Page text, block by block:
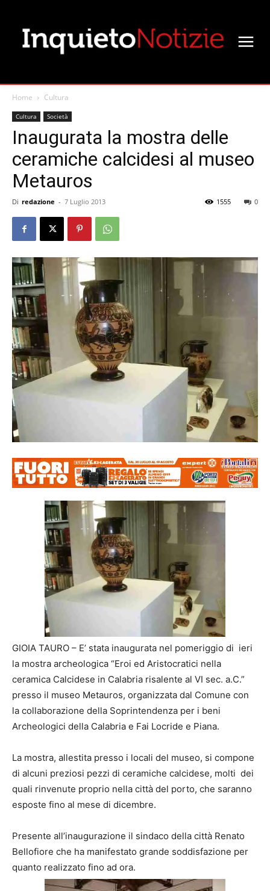
Home Cultura
Cultura Società
Inaugurata la mostra delle
ceramiche calcidesi al museo
Metauros
Di redazione - 7 Luglio 2013 0
1555
GIOIA TAURO – E’ stata inaugurata nel pomeriggio di ieri
la mostra archeologica “Eroi ed Aristocratici nella
ceramica Calcidese in Calabria risalente al VI sec. a.C.”
presso il museo Metauros, organizzata dal Comune con
la collaborazione della Soprintendenza per i beni
Archeologici della Calabria e Fai Locride e Piana.
La mostra, allestita presso i locali del museo, si compone
di alcuni preziosi pezzi di ceramiche calcidese, molti dei
quali rinvenute proprio nella città del porto, che saranno
esposte fino al mese di dicembre.
Presente all’inaugurazione il sindaco della città Renato
Bellofiore che ha manifestato grande soddisfazione per
quanto realizzato fino ad ora.